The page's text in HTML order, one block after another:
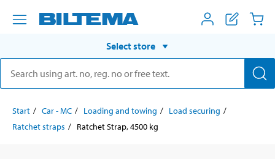
Select store
Start Car - MC Loading and towing
Load securing
Ratchet straps
Ratchet Strap, 4500 kg